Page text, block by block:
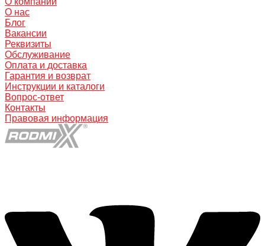
О нас
Блог
Вакансии
Реквизиты
Обслуживание
Оплата и доставка
Гарантия и возврат
Инструкции и каталоги
Вопрос-ответ
Контакты
Правовая информация